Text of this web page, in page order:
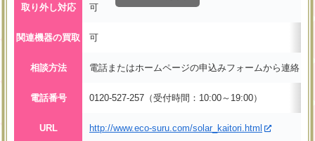
取り外し対応 可
関連機器の買取 可
相談方法 電話またはホームページの申込みフォームから連絡
電話番号 0120-527-257（受付時間：10:00～19:00）
URL http://www.eco-suru.com/solar_kaitori.html